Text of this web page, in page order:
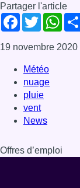
Partager l'article
Facebook
Twitter
19 novembre 2020
Météo
nuage
pluie
vent
News
Offres d’emploi